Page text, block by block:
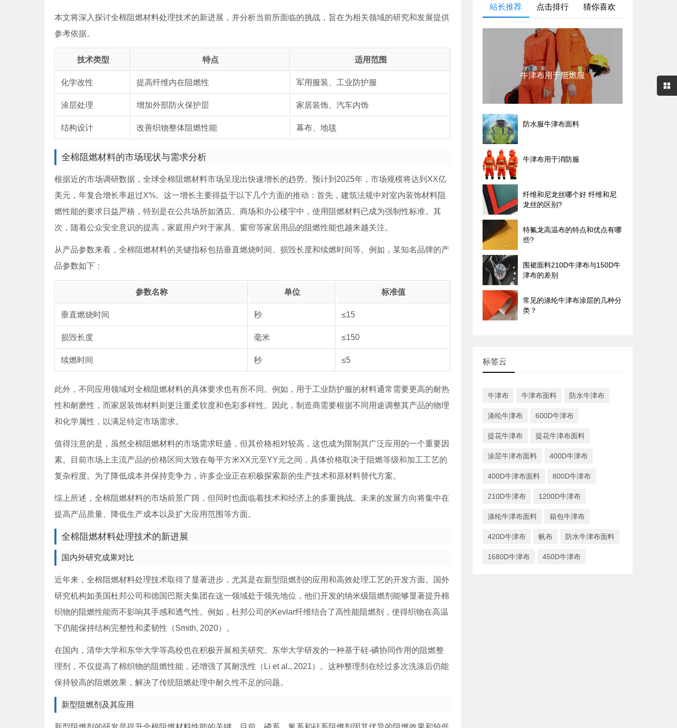
本文将深入探讨全棉阻燃材料处理技术的新进展，并分析当前所面临的挑战，旨在为相关领域的研究和发展提供
参考依据。
技术类型 特点 适用范围
化学改性 提高纤维内在阻燃性 军用服装、工业防护服
涂层处理 增加外部防火保护层 家居装饰、汽车内饰
结构设计 改善织物整体阻燃性能 幕布、地毯
全棉阻燃材料的市场现状与需求分析
根据近的市场调研数据，全球全棉阻燃材料市场呈现出快速增长的趋势。预计到2025年，市场规模将达到XX亿
美元，年复合增长率超过X%。这一增长主要得益于以下几个方面的推动：首先，建筑法规中对室内装饰材料阻
燃性能的要求日益严格，特别是在公共场所如酒店、商场和办公楼宇中，使用阻燃材料已成为强制性标准。其
次，随着公众安全意识的提高，家庭用户对于家具、窗帘等家居用品的阻燃性能也越来越关注。
从产品参数来看，全棉阻燃材料的关键指标包括垂直燃烧时间、损毁长度和续燃时间等。例如，某知名品牌的产
品参数如下：
参数名称 单位 标准值
垂直燃烧时间 秒 ≤15
损毁长度 毫米 ≤150
续燃时间 秒 ≤5
此外，不同应用领域对全棉阻燃材料的具体要求也有所不同。例如，用于工业防护服的材料通常需要更高的耐热
性和耐磨性，而家居装饰材料则更注重柔软度和色彩多样性。因此，制造商需要根据不同用途调整其产品的物理
和化学属性，以满足特定市场需求。
值得注意的是，虽然全棉阻燃材料的市场需求旺盛，但其价格相对较高，这也成为限制其广泛应用的一个重要因
素。目前市场上主流产品的价格区间大致在每平方米XX元至YY元之间，具体价格取决于阻燃等级和加工工艺的
复杂程度。为了降低成本并保持竞争力，许多企业正在积极探索新的生产技术和原材料替代方案。
综上所述，全棉阻燃材料的市场前景广阔，但同时也面临着技术和经济上的多重挑战。未来的发展方向将集中在
提高产品质量、降低生产成本以及扩大应用范围等方面。
全棉阻燃材料处理技术的新进展
国内外研究成果对比
近年来，全棉阻燃材料处理技术取得了显著进步，尤其是在新型阻燃剂的应用和高效处理工艺的开发方面。国外
研究机构如美国杜邦公司和德国巴斯夫集团在这一领域处于领先地位，他们开发的纳米级阻燃剂能够显著提升棉
织物的阻燃性能而不影响其手感和透气性。例如，杜邦公司的Kevlar纤维结合了高性能阻燃剂，使得织物在高温
下仍能保持结构完整性和柔韧性（Smith, 2020）。
在国内，清华大学和东华大学等高校也在积极开展相关研究。东华大学研发的一种基于硅-磷协同作用的阻燃整
理剂，不仅提高了棉织物的阻燃性能，还增强了其耐洗性（Li et al., 2021）。这种整理剂在经过多次洗涤后仍能
保持较高的阻燃效果，解决了传统阻燃处理中耐久性不足的问题。
新型阻燃剂及其应用
站长推荐 点击排行 猜你喜欢
牛津布用于阻燃服
防水服牛津布面料
牛津布用于消防服
纤维和尼龙丝哪个好 纤维和尼
龙丝的区别?
特氟龙高温布的特点和优点有哪
些?
围裙面料210D牛津布与150D牛
津布的差别
常见的涤纶牛津布涂层的几种分
类？
标签云
牛津布 牛津布面料 防水牛津布
涤纶牛津布 600D牛津布
提花牛津布 提花牛津布面料
涂层牛津布面料 400D牛津布
400D牛津布面料 800D牛津布
210D牛津布 1200D牛津布
涤纶牛津布面料 箱包牛津布
420D牛津布 帆布 防水牛津布面料
1680D牛津布 450D牛津布